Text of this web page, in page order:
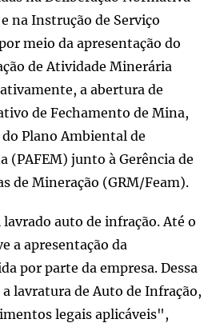
na Instrução de Serviço
meio da apresentação do
de Atividade Minerária
a abertura de
de Fechamento de Mina,
Plano Ambiental de
(PAFEM) junto à Gerência de
de Mineração (GRM/Feam).
auto de infração. Até o
a apresentação da
por parte da empresa. Dessa
lavratura de Auto de Infração,
legais aplicáveis",